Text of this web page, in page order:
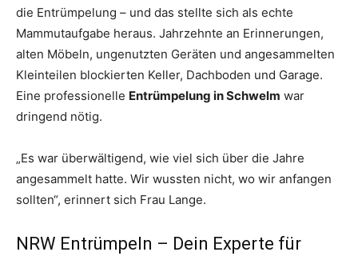
die Entrümpelung – und das stellte sich als echte
Mammutaufgabe heraus. Jahrzehnte an Erinnerungen,
alten Möbeln, ungenutzten Geräten und angesammelten
Kleinteilen blockierten Keller, Dachboden und Garage.
Eine professionelle Entrümpelung in Schwelm war
dringend nötig.
„Es war überwältigend, wie viel sich über die Jahre
angesammelt hatte. Wir wussten nicht, wo wir anfangen
sollten“, erinnert sich Frau Lange.
NRW Entrümpeln – Dein Experte für